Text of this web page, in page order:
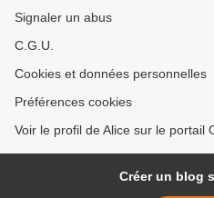
Signaler un abus
C.G.U.
Cookies et données personnelles
Préférences cookies
Voir le profil de Alice sur le portail
Créer un blog